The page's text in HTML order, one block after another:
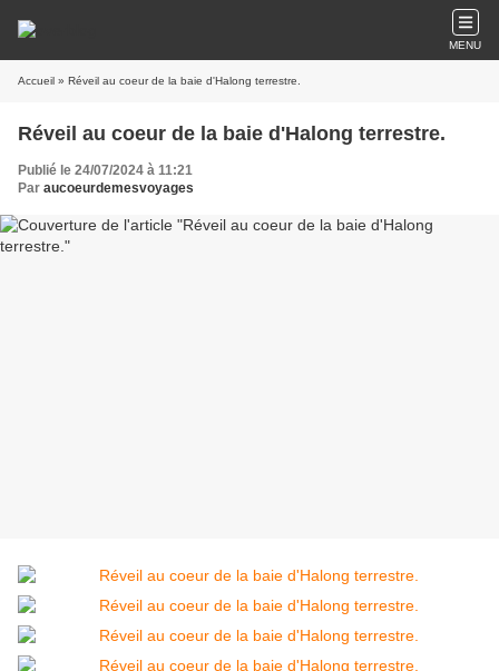
MENU
Accueil » Réveil au coeur de la baie d'Halong terrestre.
Réveil au coeur de la baie d'Halong terrestre.
Publié le 24/07/2024 à 11:21
Par aucoeurdemesvoyages